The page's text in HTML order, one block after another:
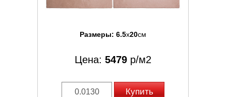
Размеры: 6.5x20см
Цена: 5479 р/м2
Купить